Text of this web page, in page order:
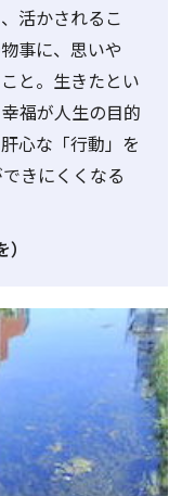
活かされるこ
事に、思いや
と。生きたとい
福が人生の目的
心な「行動」を
きにくくなる